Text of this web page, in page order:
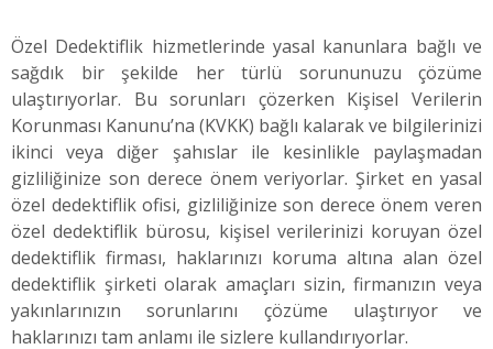
Özel Dedektiflik hizmetlerinde yasal kanunlara bağlı ve
sağdık bir şekilde her türlü sorununuzu çözüme
ulaştırıyorlar. Bu sorunları çözerken Kişisel Verilerin
Korunması Kanunu’na (KVKK) bağlı kalarak ve bilgilerinizi
ikinci veya diğer şahıslar ile kesinlikle paylaşmadan
gizliliğinize son derece önem veriyorlar. Şirket en yasal
özel dedektiflik ofisi, gizliliğinize son derece önem veren
özel dedektiflik bürosu, kişisel verilerinizi koruyan özel
dedektiflik firması, haklarınızı koruma altına alan özel
dedektiflik şirketi olarak amaçları sizin, firmanızın veya
yakınlarınızın sorunlarını çözüme ulaştırıyor ve
haklarınızı tam anlamı ile sizlere kullandırıyorlar.